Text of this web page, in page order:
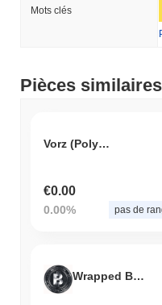
Mots clés
Pièces similaires
Vorz (Polygon)
€0.00
0.00% pas de
Wrapped BST